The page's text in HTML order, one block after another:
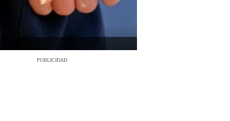
PUBLICIDAD